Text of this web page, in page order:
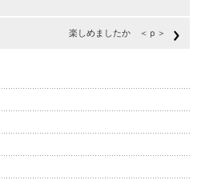
楽しめましたか ＜ｐ＞